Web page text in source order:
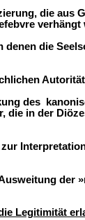
die aus
verhängt
denen die
des
die in der
der
Legitimität